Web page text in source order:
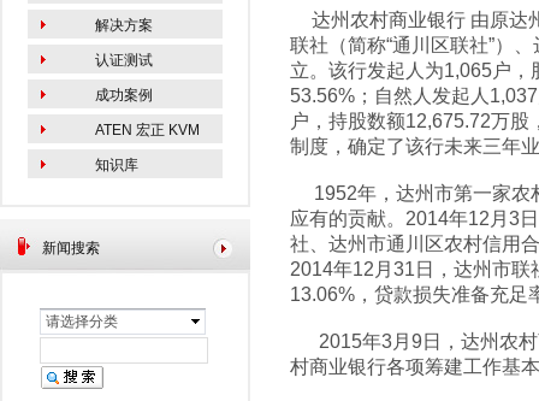
新闻搜索
请选择分类
解决方案
认证测试
成功案例
ATEN 宏正 KVM
知识库
达州农村商业银行 由原达
联社（简称“通川区联社”）
立。该行发起人为1,065户
53.56%；自然人发起人
户，持股数额12,675.72万
制度，确定了该行未来三年
1952年，达州市第一家
应有的贡献。2014年12月3
社、达州市通川区农村信用
2014年12月31日，达州市
13.06%，贷款损失准备充足
2015年3月9日，达州农村
村商业银行各项筹建工作基